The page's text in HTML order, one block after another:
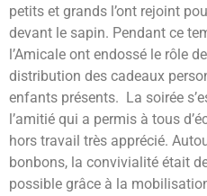
petits et grands l’ont rejoint
devant le sapin. Pendant ce
l’Amicale ont endossé le rôle
distribution des cadeaux
enfants présents. La soirée
l’amitié qui a permis à tous
hors travail très apprécié.
bonbons, la convivialité était
possible grâce à la